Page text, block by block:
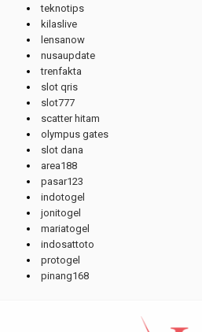
teknotips
kilaslive
lensanow
nusaupdate
trenfakta
slot qris
slot777
scatter hitam
olympus gates
slot dana
area188
pasar123
indotogel
jonitogel
mariatogel
indosattoto
protogel
pinang168